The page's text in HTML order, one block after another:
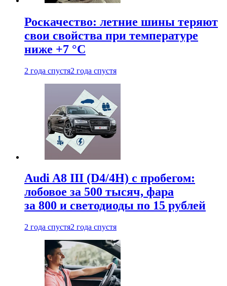
Роскачество: летние шины теряют
свои свойства при температуре
ниже +7 °C
2 года спустя2 года спустя
Audi A8 III (D4/4H) c пробегом:
лобовое за 500 тысяч, фара
за 800 и светодиоды по 15 рублей
2 года спустя2 года спустя